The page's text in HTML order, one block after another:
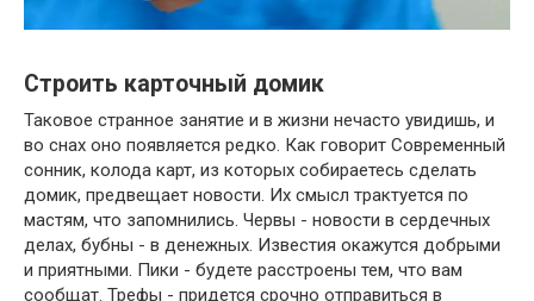
Строить карточный домик
Таковое странное занятие и в жизни нечасто увидишь, и
во снах оно появляется редко. Как говорит Современный
сонник, колода карт, из которых собираетесь сделать
домик, предвещает новости. Их смысл трактуется по
мастям, что запомнились. Червы - новости в сердечных
делах, бубны - в денежных. Известия окажутся добрыми
и приятными. Пики - будете расстроены тем, что вам
сообщат. Трефы - придется срочно отправиться в